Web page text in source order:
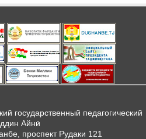
государственный педагогический
Айнӣ
проспект Рудаки 121